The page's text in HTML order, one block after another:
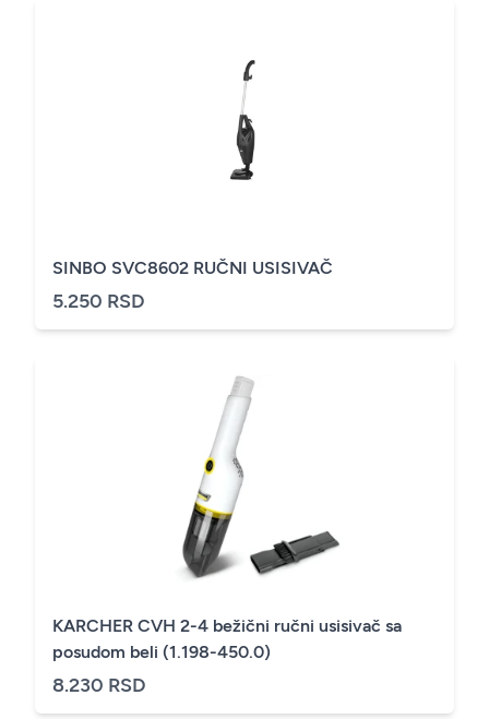
SINBO SVC8602 RUČNI USISIVAČ
5.250 RSD
KARCHER CVH 2-4 bežični ručni usisivač sa
posudom beli (1.198-450.0)
8.230 RSD